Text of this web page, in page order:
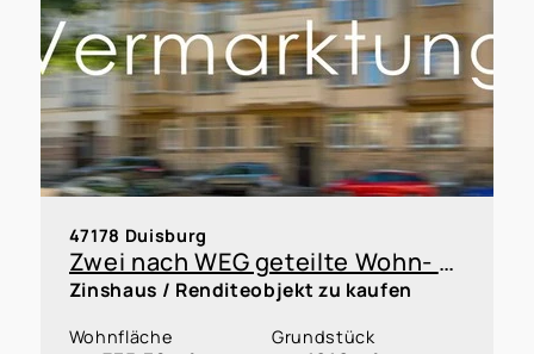
47178 Duisburg
Zwei nach WEG geteilte Wohn- & Geschäftshäuser in Duisburg-Vierlinden
Zinshaus / Renditeobjekt zu kaufen
Wohnfläche Grundstück